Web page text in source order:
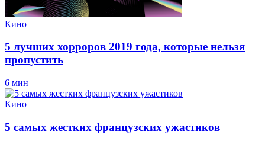
Кино
5 лучших хорроров 2019 года, которые нельзя
пропустить
6 мин
Кино
5 самых жестких французских ужастиков